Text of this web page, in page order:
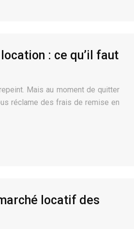
: ce qu’il faut
Mais au moment de quitter
réclame des frais de remise en
locatif des